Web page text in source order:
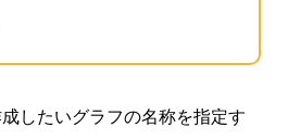
したいグラフの名称を指定す